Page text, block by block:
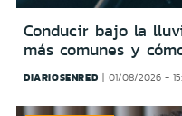
Conducir bajo la
más comunes y
DIARIOSENRED 01/08/2026 -